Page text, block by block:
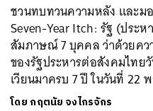
ชวนทบทวนความหลัง และม
Seven-Year Itch: รัฐ (ประ
สัมภาษณ์ 7 บุคคล ว่าด้วยค
ของรัฐประหารต่อสังคมไทย
เวียนมาครบ 7 ปี ในวันที่ 22
โดย กฤตนัย จงไกรจักร